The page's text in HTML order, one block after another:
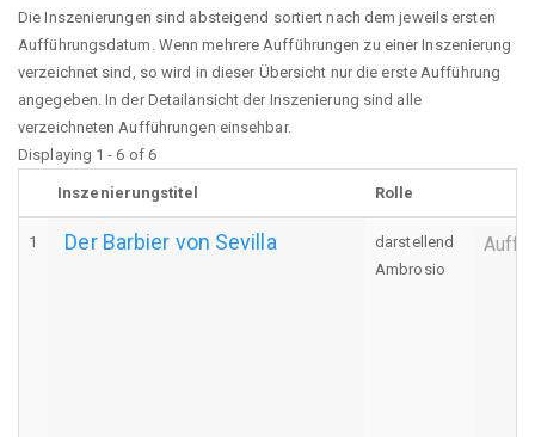
Die Inszenierungen sind absteigend sortiert nach dem jeweils ersten
Aufführungsdatum. Wenn mehrere Aufführungen zu einer Inszenierung
verzeichnet sind, so wird in dieser Übersicht nur die erste Aufführung
angegeben. In der Detailansicht der Inszenierung sind alle
verzeichneten Aufführungen einsehbar.
Displaying 1 - 6 of 6
Inszenierungstitel Rolle
1 Der Barbier von Sevilla
darstellend
Ambrosio